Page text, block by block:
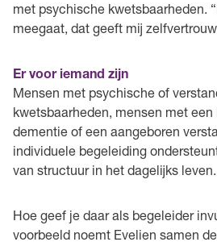
met psychische kwetsbaarheden.
meegaat, dat geeft mij
Er voor iemand zijn
Mensen met psychische of
kwetsbaarheden, mensen met
dementie of een aangeboren
individuele begeleiding
van structuur in het dagelijks leven.
Hoe geef je daar als begeleider
voorbeeld noemt Evelien samen